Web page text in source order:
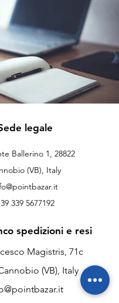
legale
Ballerino 1, 28822
(VB), Italy
339 5677192
spedizioni e resi
Magistris, 71c
(VB), Italy